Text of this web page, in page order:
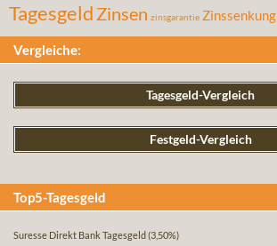
Tagesgeld Zinsen zinsgarantie Zinssenkung
Vergleiche:
Tagesgeld-Vergleich
Festgeld-Vergleich
Top5-Tagesgeld
Suresse Direkt Bank Tagesgeld (3,50%)